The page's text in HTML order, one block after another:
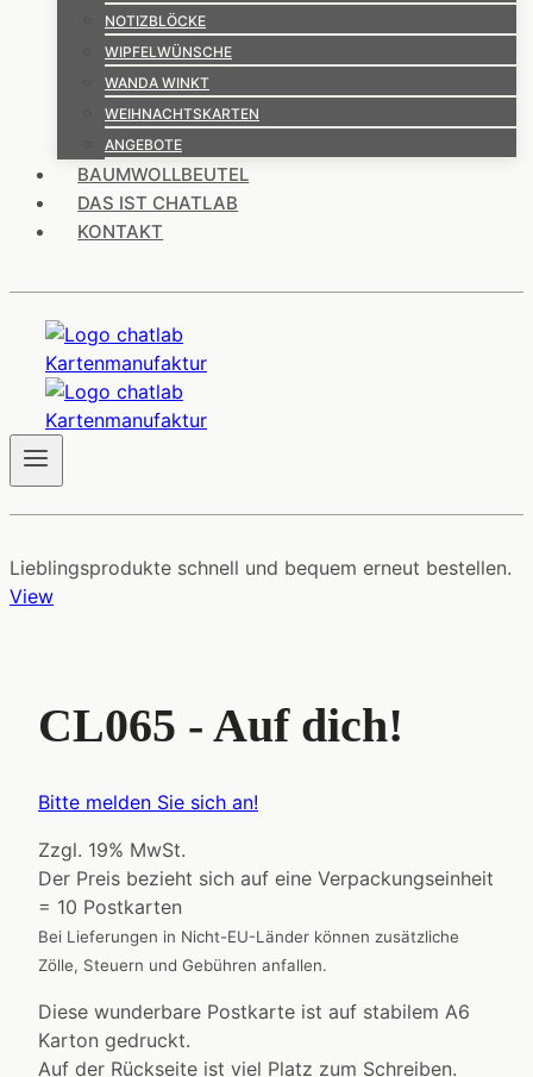
NOTIZBLÖCKE
WIPFELWÜNSCHE
WANDA WINKT
WEIHNACHTSKARTEN
ANGEBOTE
BAUMWOLLBEUTEL
DAS IST CHATLAB
KONTAKT
Lieblingsprodukte schnell und bequem erneut bestellen.
View
CL065 - Auf dich!
Bitte melden Sie sich an!
Zzgl. 19% MwSt.
Der Preis bezieht sich auf eine Verpackungseinheit
= 10 Postkarten
Bei Lieferungen in Nicht-EU-Länder können zusätzliche
Zölle, Steuern und Gebühren anfallen.
Diese wunderbare Postkarte ist auf stabilem A6
Karton gedruckt.
Auf der Rückseite ist viel Platz zum Schreiben.